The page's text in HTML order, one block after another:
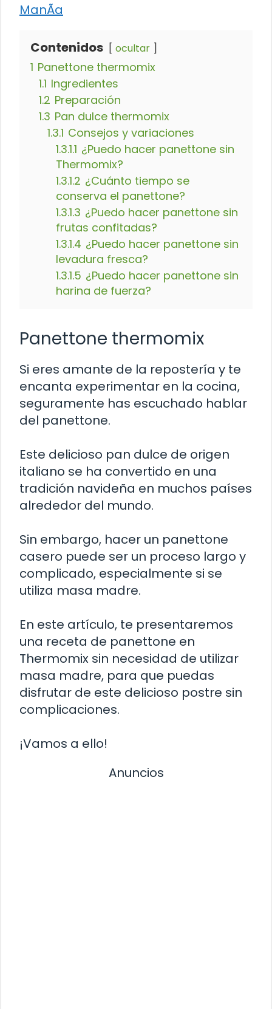
ManÃ­a
Contenidos ocultar
1 Panettone thermomix
1.1 Ingredientes
1.2 Preparación
1.3 Pan dulce thermomix
1.3.1 Consejos y variaciones
1.3.1.1 ¿Puedo hacer panettone sin
Thermomix?
1.3.1.2 ¿Cuánto tiempo se
conserva el panettone?
1.3.1.3 ¿Puedo hacer panettone sin
frutas confitadas?
1.3.1.4 ¿Puedo hacer panettone sin
levadura fresca?
1.3.1.5 ¿Puedo hacer panettone sin
harina de fuerza?
Panettone thermomix
Si eres amante de la repostería y te
encanta experimentar en la cocina,
seguramente has escuchado hablar
del panettone.
Este delicioso pan dulce de origen
italiano se ha convertido en una
tradición navideña en muchos países
alrededor del mundo.
Sin embargo, hacer un panettone
casero puede ser un proceso largo y
complicado, especialmente si se
utiliza masa madre.
En este artículo, te presentaremos
una receta de panettone en
Thermomix sin necesidad de utilizar
masa madre, para que puedas
disfrutar de este delicioso postre sin
complicaciones.
¡Vamos a ello!
Anuncios